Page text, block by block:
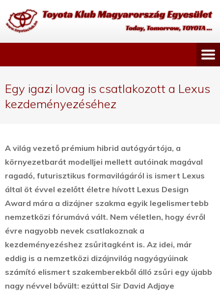
Egy igazi lovag is csatlakozott a Lexus
kezdeményezéséhez
A világ vezető prémium hibrid autógyártója, a
környezetbarát modelljei mellett autóinak magával
ragadó, futurisztikus formavilágáról is ismert Lexus
által öt évvel ezelőtt életre hívott Lexus Design
Award mára a dizájner szakma egyik legelismertebb
nemzetközi fórumává vált. Nem véletlen, hogy évről
évre nagyobb nevek csatlakoznak a
kezdeményezéshez zsűritagként is. Az idei, már
eddig is a nemzetközi dizájnvilág nagyágyúinak
számító elismert szakemberekből álló zsűri egy újabb
nagy névvel bővült: ezúttal Sir David Adjaye